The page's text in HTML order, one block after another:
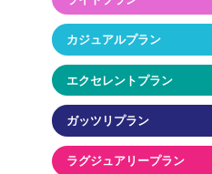
カジュアルプラン
エクセレントプラン
ガッツリプラン
ラグジュアリープラン